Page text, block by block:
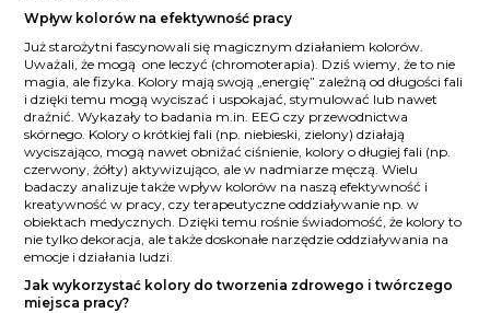
Wpływ kolorów na efektywność pracy
Już starożytni fascynowali się magicznym działaniem kolorów.
Uważali, że mogą one leczyć (chromoterapia). Dziś wiemy, że to nie
magia, ale fizyka. Kolory mają swoją „energię” zależną od długości fali
i dzięki temu mogą wyciszać i uspokajać, stymulować lub nawet
drażnić. Wykazały to badania m.in. EEG czy przewodnictwa
skórnego. Kolory o krótkiej fali (np. niebieski, zielony) działają
wyciszająco, mogą nawet obniżać ciśnienie, kolory o długiej fali (np.
czerwony, żółty) aktywizująco, ale w nadmiarze męczą. Wielu
badaczy analizuje także wpływ kolorów na naszą efektywność i
kreatywność w pracy, czy terapeutyczne oddziaływanie np. w
obiektach medycznych. Dzięki temu rośnie świadomość, że kolory to
nie tylko dekoracja, ale także doskonałe narzędzie oddziaływania na
emocje i działania ludzi.
Jak wykorzystać kolory do tworzenia zdrowego i twórczego
miejsca pracy?